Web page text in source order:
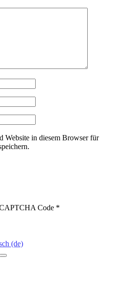
Website in diesem Browser für
Code *
Search